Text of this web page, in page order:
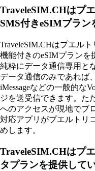
TraveleSIM.CHはプ
SMS付きeSIMプラン
TraveleSIM.CHはプエル
機能付きのeSIMプランを
純粋にデータ通信専用と
データ通信のみであれば、
iMessageなどの一般的な
ジを送受信できます。た
へのアクセスが現地でブ
対応アプリがプエルトリ
めします。
TraveleSIM.CHはプ
タプランを提供して